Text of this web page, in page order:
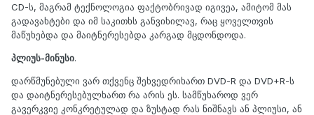
CD-ს, მაგრამ ტექნოლოგია ფაქტობრივად იგივეა, ამიტომ მას
გადავახტები და იმ საკითხს განვიხილავ, რაც ყოველთვის
მაწუხებდა და მაიტნერესებდა კარგად მცდონდოდა.
პლიუს-მინუსი.
დარწმუნებული ვარ თქვენც შეხვედრიხართ DVD-R და DVD+R-ს
და დაიტნერესებულხართ რა არის ეს. სამწუხაროდ ვერ
გავერკვიე კონკრეტულად და ზუსტად რას ნიშნავს ან პლიუსი, ან